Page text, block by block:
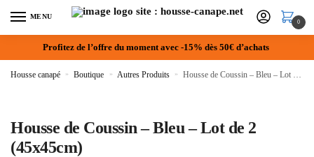
MENU
0
Profitez de l’offre du moment avec -15% dès 50€ d’achats
Housse canapé » Boutique » Autres Produits » Housse de Coussin – Bleu – Lot de 2 (45x45cm)
Housse de Coussin – Bleu – Lot de 2
(45x45cm)